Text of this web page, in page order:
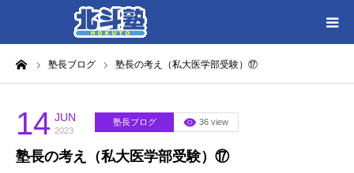
塾長ブログ 塾長の考え（私大医学部受験）⑰
14 JUN
2023
塾長ブログ 36 view
塾長の考え（私大医学部受験）⑰
HOME
各教室別に記事を見る
北斗塾／教室一覧